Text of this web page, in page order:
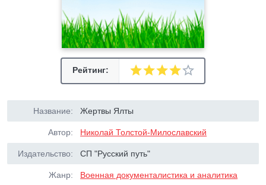
Рейтинг:
Название: Жертвы Ялты
Автор: Николай Толстой-Милославский
Издательство: СП "Русский путь"
Жанр: Военная документалистика и аналитика